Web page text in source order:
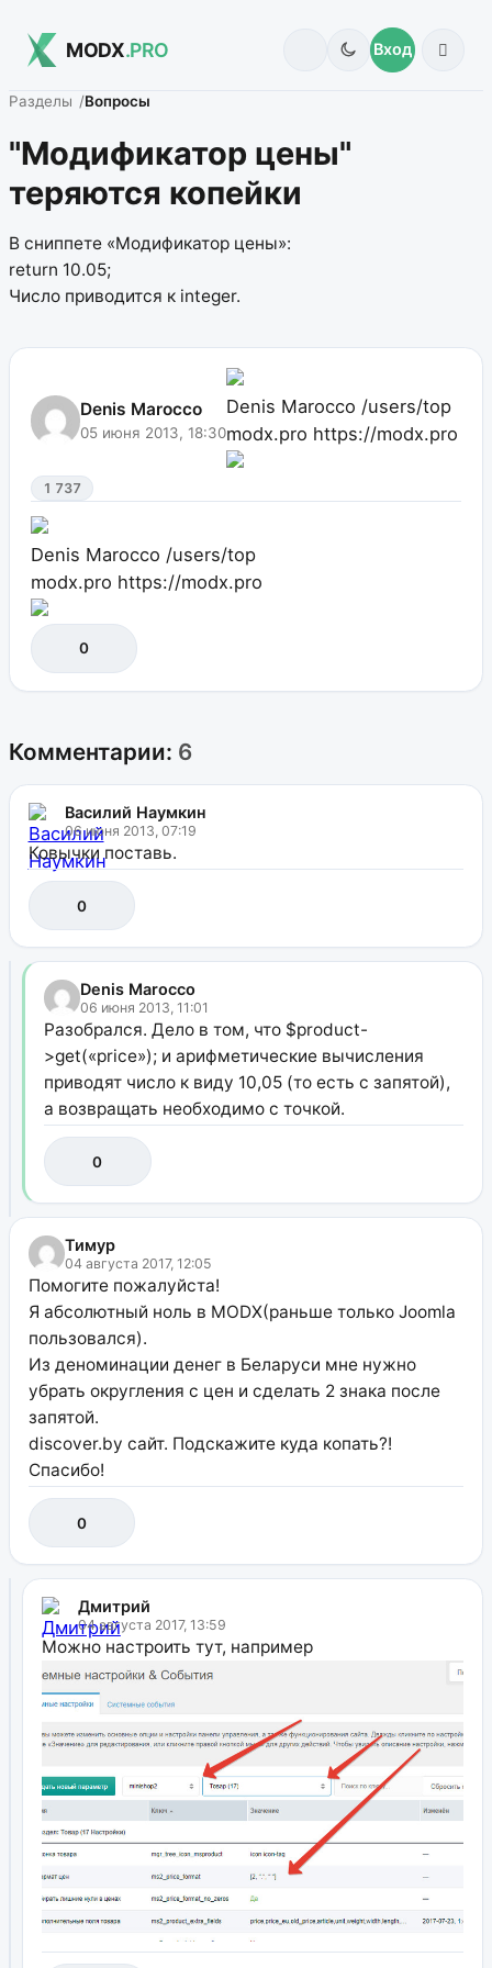
MODX.PRO Вход
Разделы Вопросы
"Модификатор цены"
теряются копейки
В сниппете «Модификатор цены»:
return 10.05;
Число приводится к integer.
Denis Marocco
05 июня 2013, 18:30
Denis Marocco /users/top
modx.pro https://modx.pro
1 737
Denis Marocco /users/top
modx.pro https://modx.pro
0
Комментарии: 6
Василий Наумкин
06 июня 2013, 07:19
Ковычки поставь.
0
Denis Marocco
06 июня 2013, 11:01
Разобрался. Дело в том, что $product-
>get(«price»); и арифметические вычисления
приводят число к виду 10,05 (то есть с запятой),
а возвращать необходимо с точкой.
0
Тимур
04 августа 2017, 12:05
Помогите пожалуйста!
Я абсолютный ноль в MODX(раньше только Joomla
пользовался).
Из деноминации денег в Беларуси мне нужно
убрать округления с цен и сделать 2 знака после
запятой.
discover.by сайт. Подскажите куда копать?!
Спасибо!
0
Дмитрий
04 августа 2017, 13:59
Можно настроить тут, например